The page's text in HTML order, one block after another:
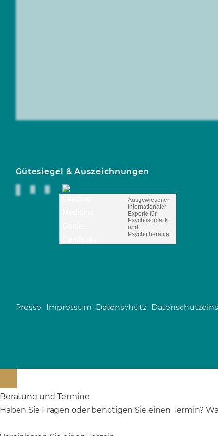
Gütesiegel & Auszeichnungen
Ausgewiesener
internationaler
Experte für
Psychosomatik
und
Psychotherapie
Presse Impressum Datenschutz
Beratung und Termine
Haben Sie Fragen oder benötigen Sie einen Termin?